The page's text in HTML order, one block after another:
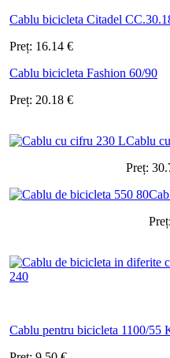
Cablu bicicleta Citadel
Preț: 16.14 €
Cablu bicicleta Fashion 60/90
Preț: 20.18 €
Cablu
Preț:
Preț:
Cablu pentru bicicleta 1100/55